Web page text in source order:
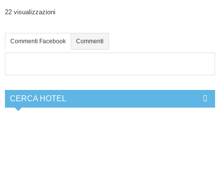
22 visualizzazioni
Commenti Facebook Commenti
CERCA HOTEL